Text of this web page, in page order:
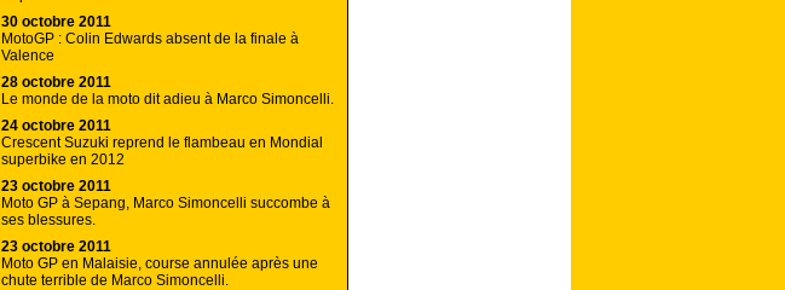
30 octobre 2011
MotoGP : Colin Edwards absent de la finale à
Valence
28 octobre 2011
Le monde de la moto dit adieu à Marco Simoncelli.
24 octobre 2011
Crescent Suzuki reprend le flambeau en Mondial
superbike en 2012
23 octobre 2011
Moto GP à Sepang, Marco Simoncelli succombe à
ses blessures.
23 octobre 2011
Moto GP en Malaisie, course annulée après une
chute terrible de Marco Simoncelli.